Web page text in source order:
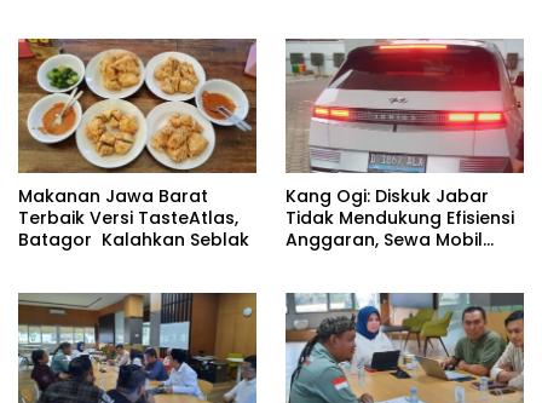
Makanan Jawa Barat
Terbaik Versi TasteAtlas,
Batagor Kalahkan Seblak
Kang Ogi: Diskuk Jabar
Tidak Mendukung Efisiensi
Anggaran, Sewa Mobil